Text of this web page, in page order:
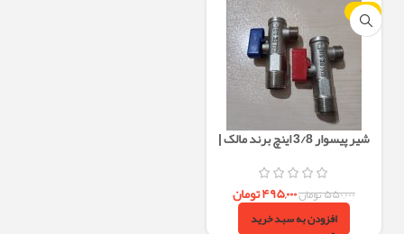
-10%
شیر پیسوار 3/8 اینچ برند مالک |
سنگین‌وزن، با فیلتر داخلی و رزوه
بلند
۵۵۰,۰۰۰تومان۴۹۵,۰۰۰تومان
افزودن به سبد خرید